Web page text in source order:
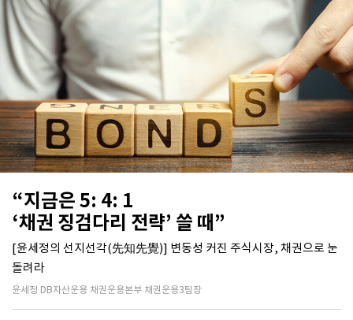
“지금은 5: 4: 1
‘채권 징검다리 전략’ 쓸 때”
[윤세정의 선지선각(先知先覺)] 변동성 커진 주식시장, 채권으로 눈
돌려라
윤세정 DB자산운용 채권운용본부 채권운용3팀장